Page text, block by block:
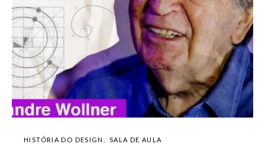
HISTÓRIA DO DESIGN SALA DE AULA